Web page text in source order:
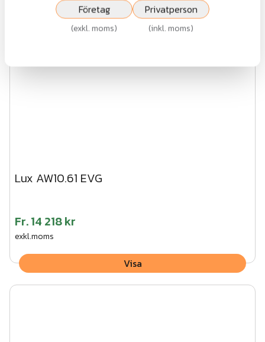
Lux AW10.61 EVG
Fr.14 218 kr
exkl.moms
Visa
Företag
(exkl. moms)
Privatperson
(inkl. moms)